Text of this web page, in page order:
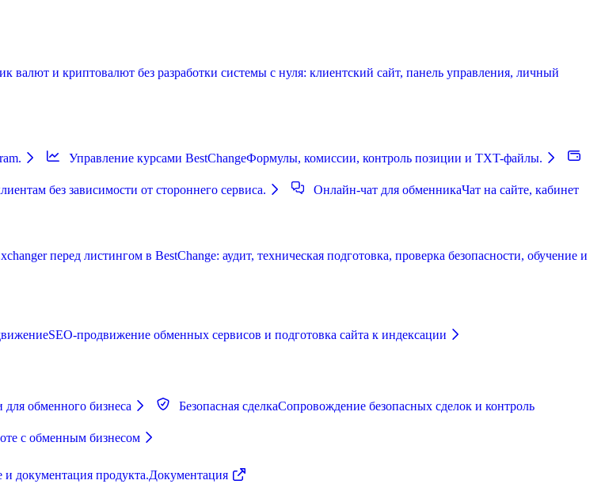
валют и криптовалют без разработки системы с нуля: клиентский сайт, панель управления, личный
Управление курсами BestChangeФормулы, комиссии, контроль позиции и TXT-файлы.
без зависимости от стороннего сервиса. Онлайн-чат для обменникаЧат на сайте, кабинет
перед листингом в BestChange: аудит, техническая подготовка, проверка безопасности, обучение и
SEO-продвижение обменных сервисов и подготовка сайта к индексации
обменного бизнеса Безопасная сделкаСопровождение безопасных сделок и контроль
с обменным бизнесом
документация продукта.Документация